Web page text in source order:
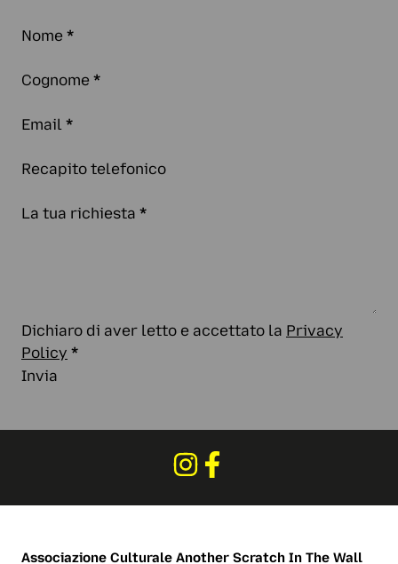
Nome *
Cognome *
Email *
Recapito telefonico
La tua richiesta *
Dichiaro di aver letto e accettato la Privacy
Policy *
Invia
Associazione Culturale Another Scratch In The Wall